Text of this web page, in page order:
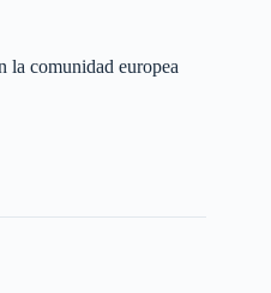
la comunidad europea